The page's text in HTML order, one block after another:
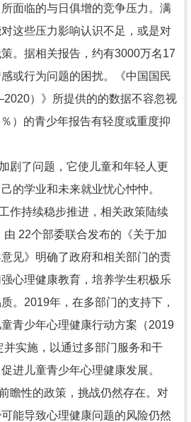
面临的与日俱增的竞争压力。满
这些压力影响认识不足，或是对
。据相关报告，约有3000万名17
或行为问题的困扰。《中国国民
）》所提供的的数据不容忽视
）的青少年报告有轻度或重度抑
了问题，它使儿童和年轻人更
的学业和未来就业忧心忡忡。
持续稳步推进，相关政策陆续
22个部委联合发布的《关于加
见》明确了政府和相关部门的责
心理健康教育，培养学生积极乐
。2019年，在多部门的支持下，
青少年心理健康行动方案（2019
实施，以通过多部门服务和干
进儿童青少年心理健康发展。
性的政策，挑战仍然存在。对
能导致心理健康问题的风险仍然